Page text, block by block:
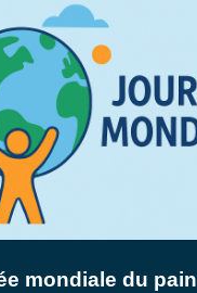
mondiale du pain